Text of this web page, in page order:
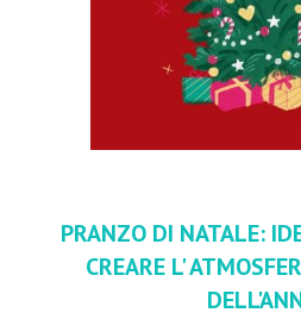
PRANZO DI NATALE:
CREARE L'